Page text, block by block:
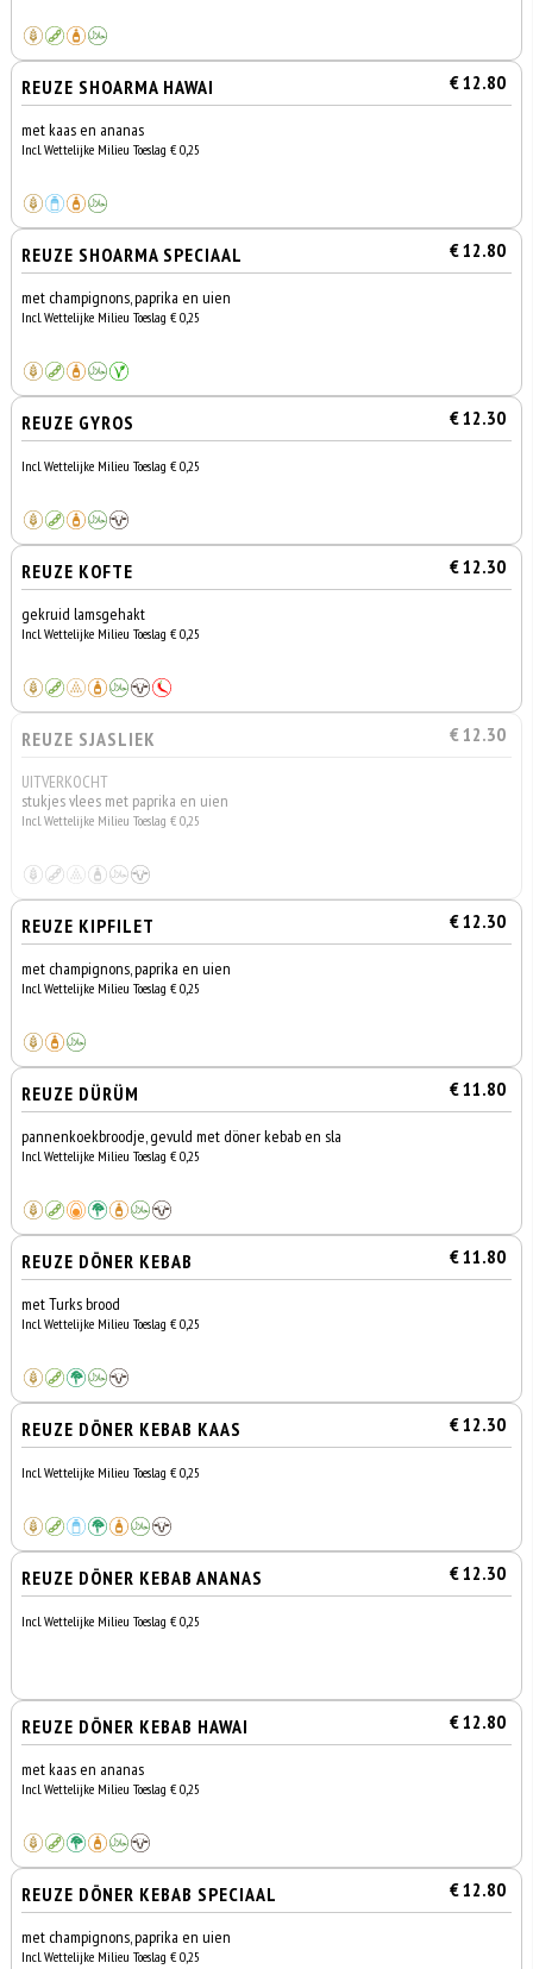
REUZE SHOARMA HAWAI € 12.80
met kaas en ananas
Incl. Wettelijke Milieu Toeslag € 0,25
REUZE SHOARMA SPECIAAL € 12.80
met champignons, paprika en uien
Incl. Wettelijke Milieu Toeslag € 0,25
REUZE GYROS € 12.30
Incl. Wettelijke Milieu Toeslag € 0,25
REUZE KOFTE € 12.30
gekruid lamsgehakt
Incl. Wettelijke Milieu Toeslag € 0,25
REUZE SJASLIEK € 12.30
UITVERKOCHT
stukjes vlees met paprika en uien
Incl. Wettelijke Milieu Toeslag € 0,25
REUZE KIPFILET € 12.30
met champignons, paprika en uien
Incl. Wettelijke Milieu Toeslag € 0,25
REUZE DÜRÜM € 11.80
pannenkoekbroodje, gevuld met döner kebab en sla
Incl. Wettelijke Milieu Toeslag € 0,25
REUZE DÖNER KEBAB € 11.80
met Turks brood
Incl. Wettelijke Milieu Toeslag € 0,25
REUZE DÖNER KEBAB KAAS € 12.30
Incl. Wettelijke Milieu Toeslag € 0,25
REUZE DÖNER KEBAB ANANAS € 12.30
Incl. Wettelijke Milieu Toeslag € 0,25
REUZE DÖNER KEBAB HAWAI € 12.80
met kaas en ananas
Incl. Wettelijke Milieu Toeslag € 0,25
REUZE DÖNER KEBAB SPECIAAL € 12.80
met champignons, paprika en uien
Incl. Wettelijke Milieu Toeslag € 0,25